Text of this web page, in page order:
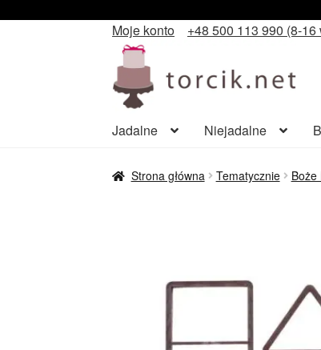
Moje konto
+48 500 113 990 (8-
Przejdź
do
nawigacji
Przejdź
do
treści
Jadalne Niejadalne
Strona główna Tematycznie Boże